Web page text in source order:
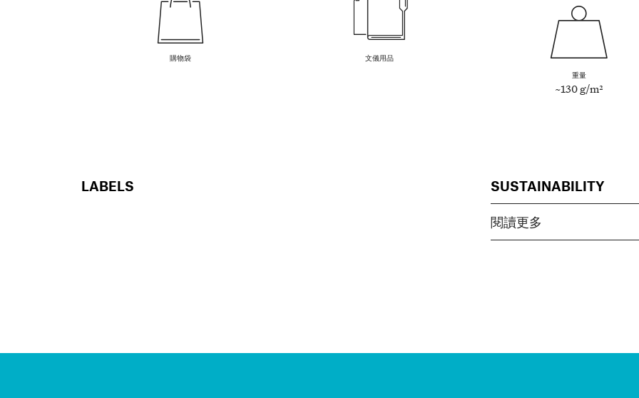
購物袋 文儀用品
重量
~130 g/m²
LABELS SUSTAINABILITY
閱讀更多